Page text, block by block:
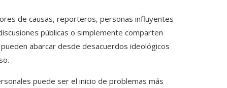
de causas, reporteros, personas influyentes
públicas o simplemente comparten
abarcar desde desacuerdos ideológicos
puede ser el inicio de problemas más